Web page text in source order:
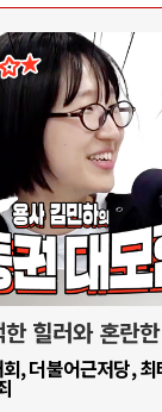
힐러와 혼란
, 더불어근저당,